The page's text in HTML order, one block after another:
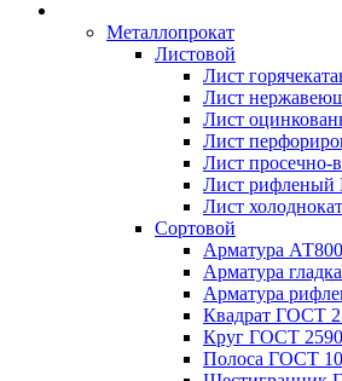
Металлопрокат
Листовой
Лист
Лист
Лист
Лист
Лист
Лист рифленый
Лист
Сортовой
Арматура АТ800
Арматура
Арматура
Квадрат ГОСТ
Круг ГОСТ
Полоса ГОСТ